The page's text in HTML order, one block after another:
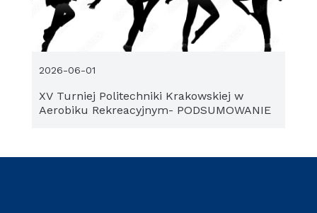
XV Turniej Politechniki Krakowskiej w
Aerobiku Rekreacyjnym- PODSUMOWANIE
2026-06-01